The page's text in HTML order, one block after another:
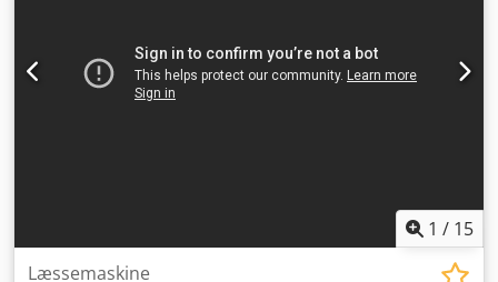
dig gerne på hollandsk, engelsk, fransk, tysk, spansk og
russisk. Crsdpjzdx Ilefx Ac Asf Oplev vores brede sortiment
af pålidelige maskiner.
1 / 15
Læssemaskine